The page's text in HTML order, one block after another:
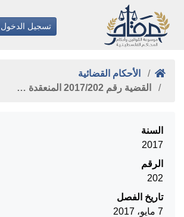
تسجيل الدخول
الأحكام القضائية
القضية رقم ‎202‏/‎2017‏ المنعقدة …
السنة
2017
الرقم
202
تاريخ الفصل
7 مايو، 2017